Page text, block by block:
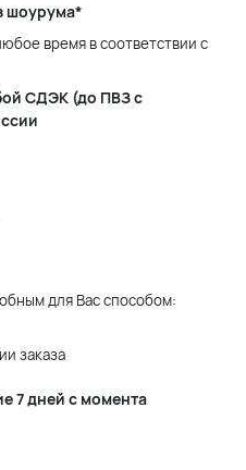
шоурума*
время в соответствии с
СДЭК (до ПВЗ с
для Вас способом:
заказа
7 дней с момента